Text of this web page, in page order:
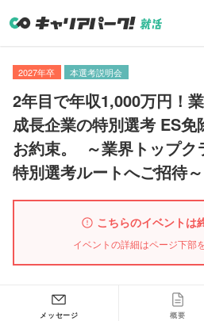
2027年卒 本選考説明会
2年目で年収1,000万円！
成長企業の特別選考 ES
お約束。
～業界トップ
特別選考ルートへご招待～
こちらのイベントは
イベントの詳細はページ下部
メッセージ 概要